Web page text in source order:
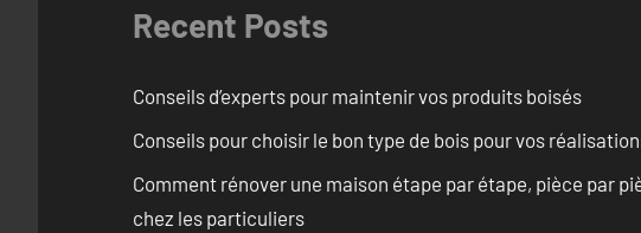
Recent Posts
Conseils d’experts pour maintenir vos produits boisés
Conseils pour choisir le bon type de bois pour vos
Comment rénover une maison étape par étape, pièce par
chez les particuliers